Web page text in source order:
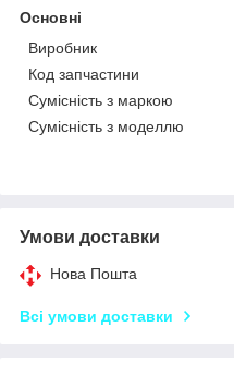
Основні
Виробник
Код запчастини
Сумісність з маркою
Сумісність з моделлю
Умови доставки
Нова Пошта
Всі умови доставки